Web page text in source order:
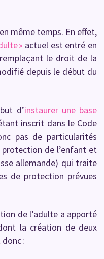
même temps. En effet,
» actuel est entré en
le droit de la
depuis le début du
d’instaurer une base
inscrit dans le Code
pas de particularités
protection de l’enfant et
allemande) qui traite
de protection prévues
de l’adulte a apporté
la création de deux
: